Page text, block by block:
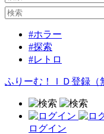
#ホラー
#探索
#レトロ
ふりーむ！ＩＤ登録（
ログイン